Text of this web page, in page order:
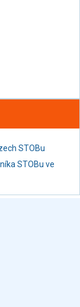
STOBu
STOBu ve